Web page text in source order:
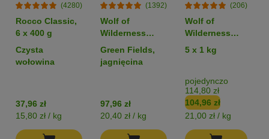
(4280)
Rocco Classic,
6 x 400 g
Czysta
wołowina
37,96 zł
15,80 zł / kg
(1392)
Wolf of
Wilderness
Monoprotein
Adult, 6 x 800 g
Green Fields,
jagnięcina
97,96 zł
20,40 zł / kg
(206)
Wolf of
Wilderness
Monoprotein
Sensitive
Volcanoes”,
jagnięcina -
bez zbóż
5 x 1 kg
pojedynczo
114,80 zł
104,96 zł
21,00 zł / kg